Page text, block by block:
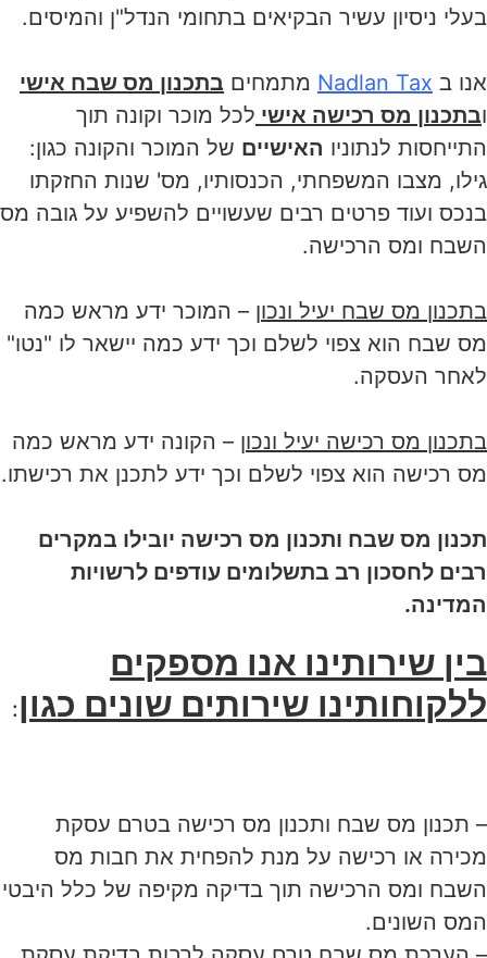
בעלי ניסיון עשיר הבקיאים בתחומי הנדל"ן והמיסים.
אנו ב Nadlan Tax מתמחים בתכנון מס שבח אישי
ובתכנון מס רכישה אישי לכל מוכר וקונה תוך
התייחסות לנתוניו האישיים של המוכר והקונה כגון:
גילו, מצבו המשפחתי, הכנסותיו, מס' שנות החזקתו
בנכס ועוד פרטים רבים שעשויים להשפיע על גובה מס
השבח ומס הרכישה.
בתכנון מס שבח יעיל ונכון – המוכר ידע מראש כמה
מס שבח הוא צפוי לשלם וכך ידע כמה יישאר לו "נטו"
לאחר העסקה.
בתכנון מס רכישה יעיל ונכון – הקונה ידע מראש כמה
מס רכישה הוא צפוי לשלם וכך ידע לתכנן את רכישתו.
תכנון מס שבח ותכנון מס רכישה יובילו במקרים
רבים לחסכון רב בתשלומים עודפים לרשויות
המדינה.
בין שירותינו אנו מספקים
ללקוחותינו שירותים שונים כגון:
– תכנון מס שבח ותכנון מס רכישה בטרם עסקת
מכירה או רכישה על מנת להפחית את חבות מס
השבח ומס הרכישה תוך בדיקה מקיפה של כלל היבטי
המס השונים.